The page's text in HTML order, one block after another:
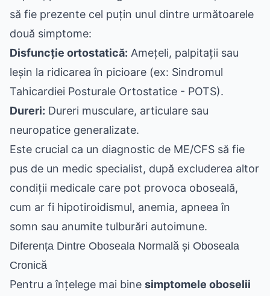
să fie prezente cel puțin unul dintre următoarele
două simptome:
Disfuncție ortostatică: Amețeli, palpitații sau
leșin la ridicarea în picioare (ex: Sindromul
Tahicardiei Posturale Ortostatice - POTS).
Dureri: Dureri musculare, articulare sau
neuropatice generalizate.
Este crucial ca un diagnostic de ME/CFS să fie
pus de un medic specialist, după excluderea altor
condiții medicale care pot provoca oboseală,
cum ar fi hipotiroidismul, anemia, apneea în
somn sau anumite tulburări autoimune.
Diferența Dintre Oboseala Normală și Oboseala
Cronică
Pentru a înțelege mai bine simptomele oboselii